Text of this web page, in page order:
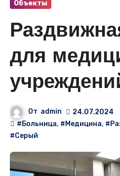
Объекты
для
От admin
24.07.2024
#Больница, #Медицина,
#Серый